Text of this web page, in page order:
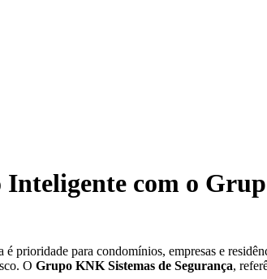
com o
para condomínios, empresas e
O Grupo KNK Sistemas de Segurança,